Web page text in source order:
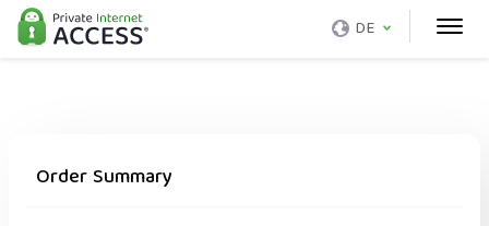
DE
Order Summary